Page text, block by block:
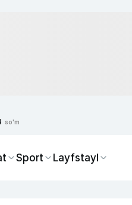
so'm
Sport Layfstayl